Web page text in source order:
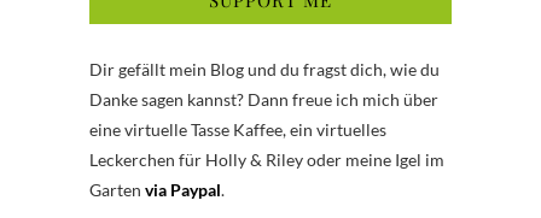
Dir gefällt mein Blog und du fragst dich, wie du
Danke sagen kannst? Dann freue ich mich über
eine virtuelle Tasse Kaffee, ein virtuelles
Leckerchen für Holly & Riley oder meine Igel im
Garten via Paypal.